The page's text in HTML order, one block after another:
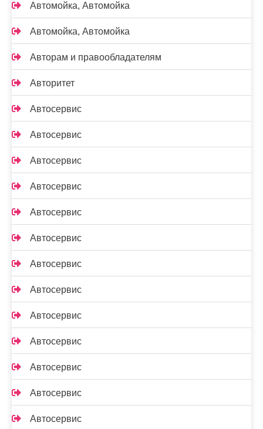
Автомойка, Автомойка
Автомойка, Автомойка
Авторам и правообладателям
Авторитет
Автосервис
Автосервис
Автосервис
Автосервис
Автосервис
Автосервис
Автосервис
Автосервис
Автосервис
Автосервис
Автосервис
Автосервис
Автосервис